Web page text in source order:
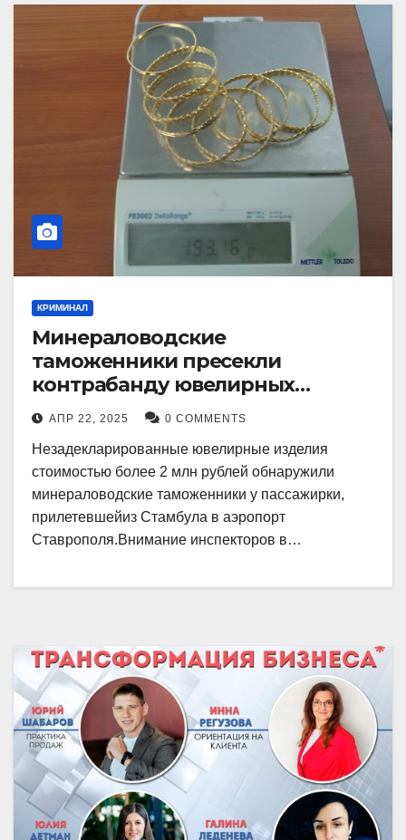
КРИМИНАЛ
Минераловодские
таможенники пресекли
контрабанду ювелирных
изделий на 2 млн рублей
АПР 22, 2025 0 COMMENTS
Незадекларированные ювелирные изделия
стоимостью более 2 млн рублей обнаружили
минераловодские таможенники у пассажирки,
прилетевшейиз Стамбула в аэропорт
Ставрополя.Внимание инспекторов в…